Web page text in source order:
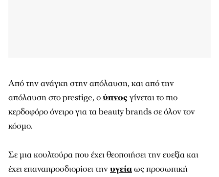
Από την ανάγκη στην απόλαυση, και από την
απόλαυση στο prestige, ούπνοςγίνεται το πιο
κερδοφόρο όνειρο για τα beauty brands σε όλον τον
κόσμο.
Σε μια κουλτούρα που έχει θεοποιήσει την ευεξία και
έχει επαναπροσδιορίσει τηνυγείαως προσωπική